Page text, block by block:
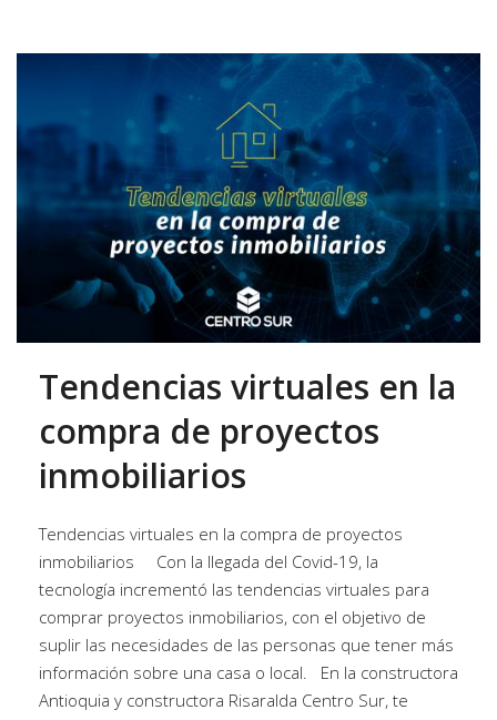
Tendencias virtuales en la
compra de proyectos
inmobiliarios
Tendencias virtuales en la compra de proyectos
inmobiliarios Con la llegada del Covid-19, la
tecnología incrementó las tendencias virtuales para
comprar proyectos inmobiliarios, con el objetivo de
suplir las necesidades de las personas que tener más
información sobre una casa o local. En la constructora
Antioquia y constructora Risaralda Centro Sur, te